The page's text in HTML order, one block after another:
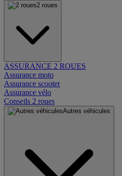
2 roues
ASSURANCE 2 ROUES
Assurance moto
Assurance scooter
Assurance vélo
Conseils 2 roues
Autres véhicules